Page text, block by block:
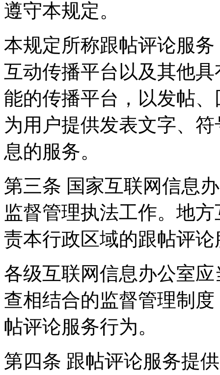
遵守本规定。
本规定所称跟帖评论服
互动传播平台以及其他
能的传播平台，以发帖
为用户提供发表文字、
息的服务。
第三条 国家互联网信息
监督管理执法工作。地
责本行政区域的跟帖评
各级互联网信息办公室
查相结合的监督管理制
帖评论服务行为。
第四条 跟帖评论服务提